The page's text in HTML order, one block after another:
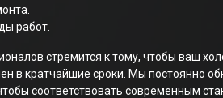
работ.
стремится к тому, чтобы ваш
в кратчайшие сроки. Мы постоянно
соответствовать современным